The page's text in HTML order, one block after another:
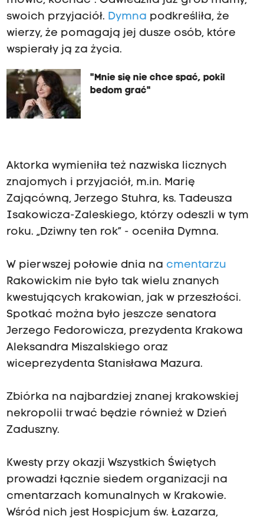
swoich przyjaciół. Dymna podkreśliła, że
wierzy, że pomagają jej dusze osób, które
wspierały ją za życia.
"Mnie się nie chce spać, pokil
bedom grać"
Aktorka wymieniła też nazwiska licznych
znajomych i przyjaciół, m.in. Marię
Zającówną, Jerzego Stuhra, ks. Tadeusza
Isakowicza-Zaleskiego, którzy odeszli w tym
roku. „Dziwny ten rok” - oceniła Dymna.
W pierwszej połowie dnia na cmentarzu
Rakowickim nie było tak wielu znanych
kwestujących krakowian, jak w przeszłości.
Spotkać można było jeszcze senatora
Jerzego Fedorowicza, prezydenta Krakowa
Aleksandra Miszalskiego oraz
wiceprezydenta Stanisława Mazura.
Zbiórka na najbardziej znanej krakowskiej
nekropolii trwać będzie również w Dzień
Zaduszny.
Kwesty przy okazji Wszystkich Świętych
prowadzi łącznie siedem organizacji na
cmentarzach komunalnych w Krakowie.
Wśród nich jest Hospicjum św. Łazarza,